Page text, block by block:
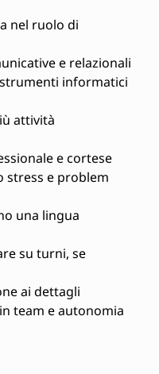
nel ruolo di
e relazionali
informatici
attività
e cortese
stress e problem
una lingua
su turni, se
ai dettagli
team e autonomia